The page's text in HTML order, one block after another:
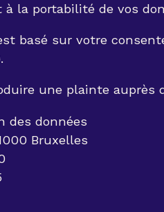
la portabilité de vos
basé sur votre
une plainte auprès
des données
Bruxelles